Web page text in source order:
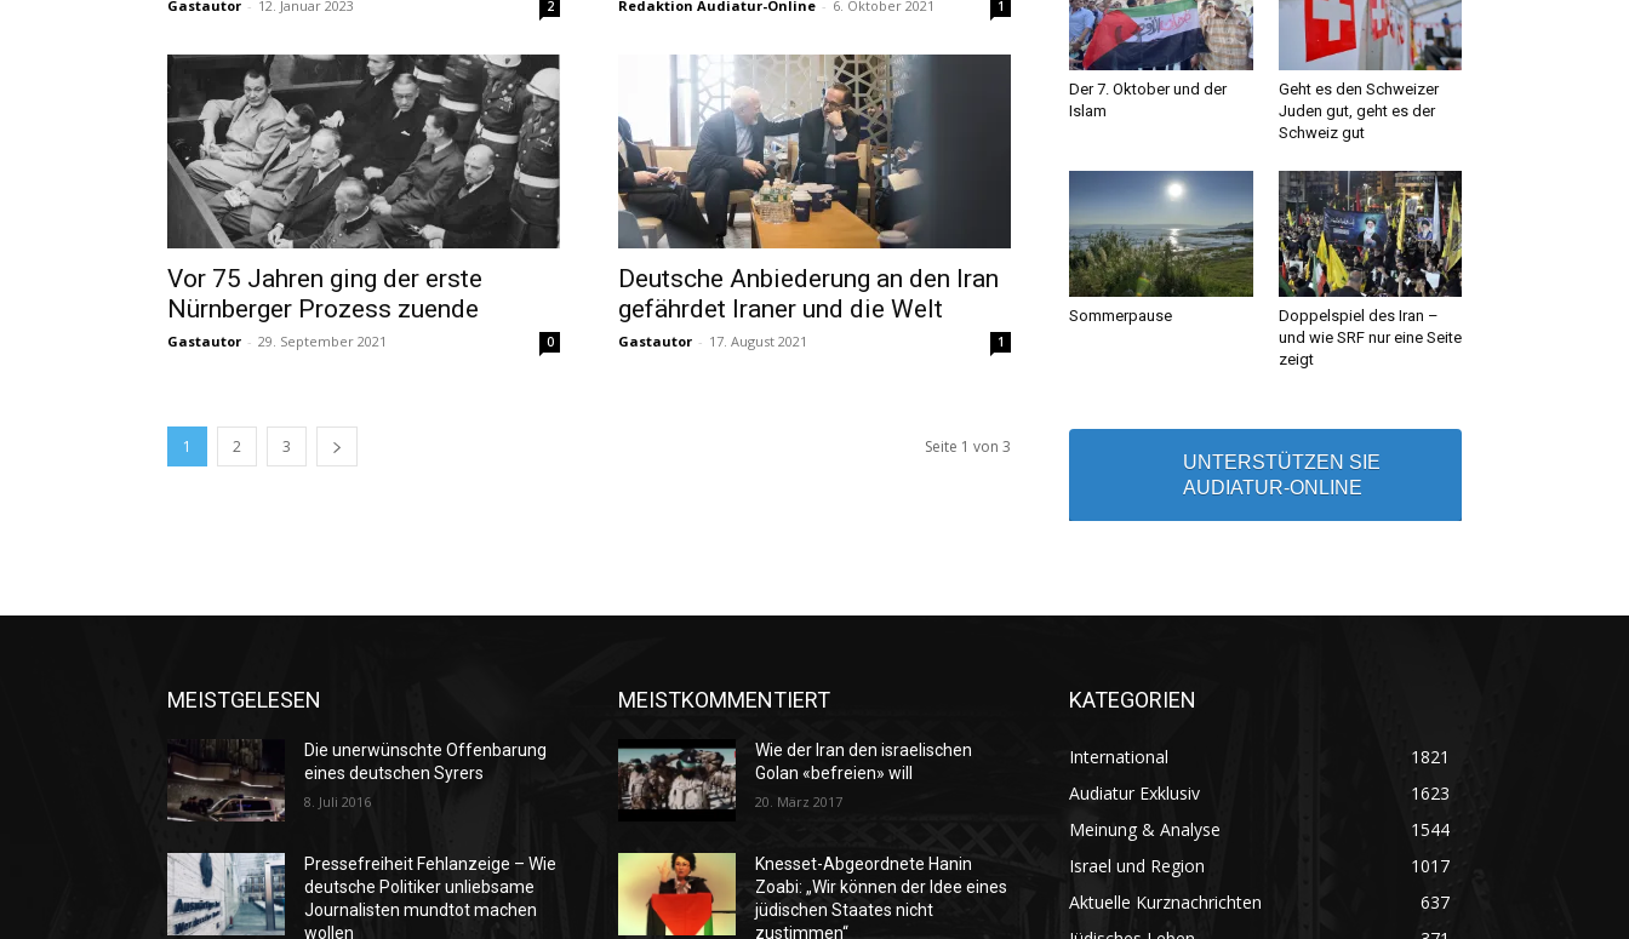
Gastautor - 12. Januar 2023 2 Redaktion Audiatur-Online - 6. Oktober 2021 1
Vor 75 Jahren ging der erste
Nürnberger Prozess zuende
Gastautor - 29. September 2021 0
Deutsche Anbiederung an den Iran
gefährdet Iraner und die Welt
Gastautor - 17. August 2021 1
1 2 3 Seite 1 von 3
Der 7. Oktober und der
Islam
Geht es den Schweizer
Juden gut, geht es der
Schweiz gut
Sommerpause
Doppelspiel des Iran –
und wie SRF nur eine Seite
zeigt
UNTERSTÜTZEN SIE
AUDIATUR-ONLINE
MEISTGELESEN
Die unerwünschte Offenbarung
eines deutschen Syrers
8. Juli 2016
Pressefreiheit Fehlanzeige – Wie
deutsche Politiker unliebsame
Journalisten mundtot machen
wollen
MEISTKOMMENTIERT
Wie der Iran den israelischen
Golan «befreien» will
20. März 2017
Knesset-Abgeordnete Hanin
Zoabi: „Wir können der Idee eines
jüdischen Staates nicht
zustimmen“
KATEGORIEN
International
1821
Audiatur Exklusiv
1623
Meinung & Analyse
1544
Israel und Region
1017
Aktuelle Kurznachrichten
637